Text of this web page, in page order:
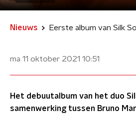
Nieuws
ma 11 oktober 2021 10:51
Het debuutalbum van het duo
samenwerking tussen Bruno